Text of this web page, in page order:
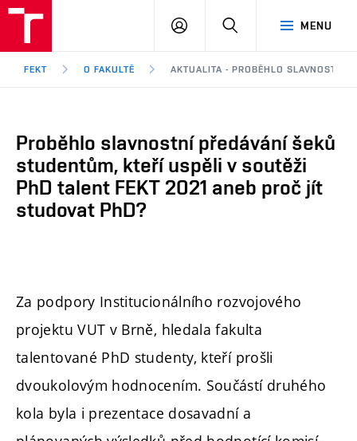
Brno
MENU
PŘIHLÁSIT
FEKT O FAKULTĚ AKTUALITA - PROBĚHLO SLAVNOSTNÍ
Proběhlo slavnostní předávání šeků
studentům, kteří uspěli v soutěži
PhD talent FEKT 2021 aneb proč jít
studovat PhD?
Za podpory Institucionálního rozvojového
projektu VUT v Brně, hledala fakulta
talentované PhD studenty, kteří prošli
dvoukolovým hodnocením. Součástí druhého
kola byla i prezentace dosavadní a